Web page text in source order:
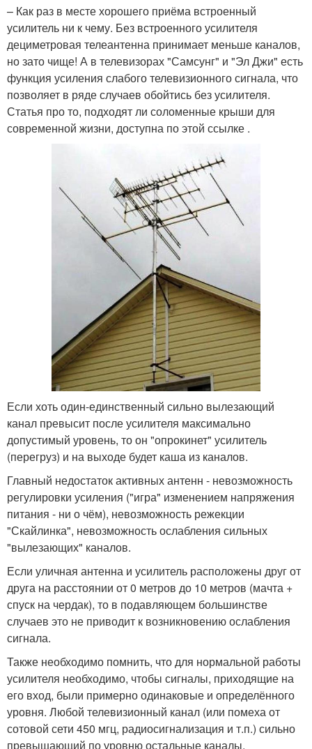
– Как раз в месте хорошего приёма встроенный
усилитель ни к чему. Без встроенного усилителя
дециметровая телеантенна принимает меньше каналов,
но зато чище! А в телевизорах "Самсунг" и "Эл Джи" есть
функция усиления слабого телевизионного сигнала, что
позволяет в ряде случаев обойтись без усилителя.
Статья про то, подходят ли соломенные крыши для
современной жизни, доступна по этой ссылке .
Если хоть один-единственный сильно вылезающий
канал превысит после усилителя максимально
допустимый уровень, то он "опрокинет" усилитель
(перегруз) и на выходе будет каша из каналов.
Главный недостаток активных антенн - невозможность
регулировки усиления ("игра" изменением напряжения
питания - ни о чём), невозможность режекции
"Скайлинка", невозможность ослабления сильных
"вылезающих" каналов.
Если уличная антенна и усилитель расположены друг от
друга на расстоянии от 0 метров до 10 метров (мачта +
спуск на чердак), то в подавляющем большинстве
случаев это не приводит к возникновению ослабления
сигнала.
Также необходимо помнить, что для нормальной работы
усилителя необходимо, чтобы сигналы, приходящие на
его вход, были примерно одинаковые и определённого
уровня. Любой телевизионный канал (или помеха от
сотовой сети 450 мгц, радиосигнализация и т.п.) сильно
превышающий по уровню остальные каналы,